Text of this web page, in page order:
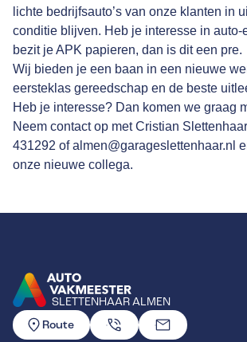
lichte bedrijfsauto’s van onze klanten in
conditie blijven. Heb je interesse in auto-
bezit je APK papieren, dan is dit een pre.
Wij bieden je een baan in een nieuwe
eersteklas gereedschap en de beste
Heb je interesse? Dan komen we graag
Neem contact op met Cristian
431292 ofalmen@garageslettenhaar.nl
onze nieuwe collega.
SLETTENHAAR ALMEN
GA NAAR DE HOMEPAGINA
Route